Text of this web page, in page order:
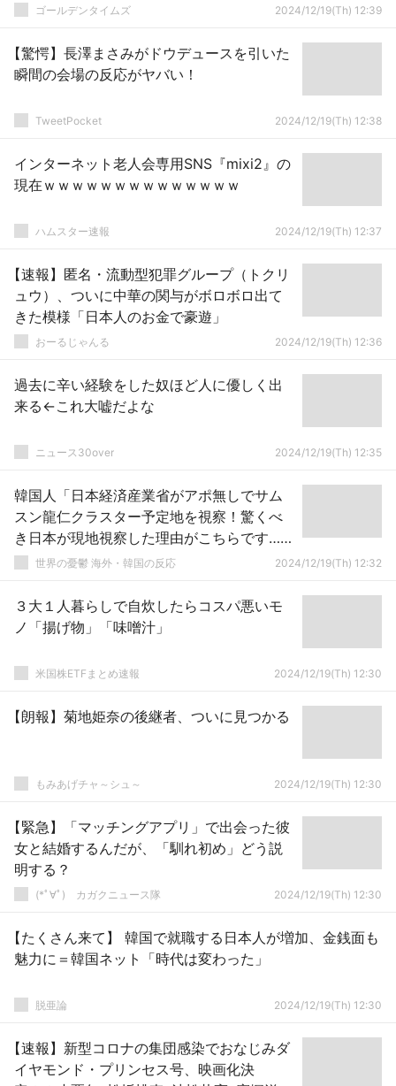
ゴールデンタイムズ 2024/12/19(Th) 12:39
【驚愕】長澤まさみがドウデュースを引いた
瞬間の会場の反応がヤバい！
TweetPocket 2024/12/19(Th) 12:38
インターネット老人会専用SNS『mixi2』の
現在ｗｗｗｗｗｗｗｗｗｗｗｗｗｗ
ハムスター速報 2024/12/19(Th) 12:37
【速報】匿名・流動型犯罪グループ（トクリ
ュウ）、ついに中華の関与がボロボロ出て
きた模様「日本人のお金で豪遊」
おーるじゃんる 2024/12/19(Th) 12:36
過去に辛い経験をした奴ほど人に優しく出
来る←これ大嘘だよな
ニュース30over 2024/12/19(Th) 12:35
韓国人「日本経済産業省がアポ無しでサム
スン龍仁クラスター予定地を視察！驚くべ
き日本が現地視察した理由がこちらです…
（ﾌﾞﾙﾌﾞﾙ」韓国の反応
世界の憂鬱 海外・韓国の反応 2024/12/19(Th) 12:32
３大１人暮らしで自炊したらコスパ悪いモ
ノ「揚げ物」「味噌汁」
米国株ETFまとめ速報 2024/12/19(Th) 12:30
【朗報】菊地姫奈の後継者、ついに見つかる
もみあげチャ～シュ～ 2024/12/19(Th) 12:30
【緊急】「マッチングアプリ」で出会った彼
女と結婚するんだが、「馴れ初め」どう説
明する？
(*ﾟ∀ﾟ)ゞカガクニュース隊 2024/12/19(Th) 12:30
【たくさん来て】 韓国で就職する日本人が増加、金銭面も
魅力に＝韓国ネット「時代は変わった」
脱亜論 2024/12/19(Th) 12:30
【速報】新型コロナの集団感染でおなじみダ
イヤモンド・プリンセス号、映画化決